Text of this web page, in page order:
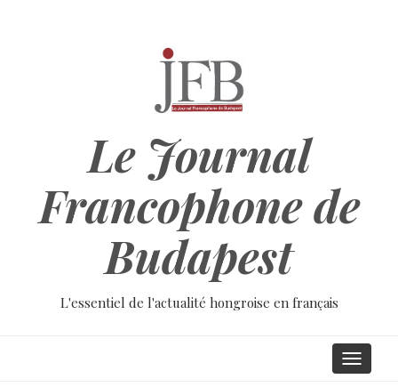
Le Journal
Francophone de
Budapest
L'essentiel de l'actualité hongroise en français
Toggle